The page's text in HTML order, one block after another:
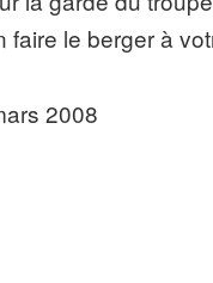
faire le berger à
2008